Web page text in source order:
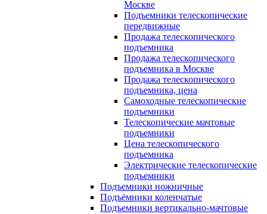
Москве
Подъемники телескопические
передвижные
Продажа телескопического
подъемника
Продажа телескопического
подъемника в Москве
Продажа телескопического
подъемника, цена
Самоходные телескопические
подъемники
Телескопические мачтовые
подъемники
Цена телескопического
подъемника
Электрические телескопические
подъемники
Подъемники ножничные
Подъёмники коленчатые
Подъемники вертикально-мачтовые